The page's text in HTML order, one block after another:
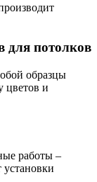
потолков
образцы
цветов и
работы –